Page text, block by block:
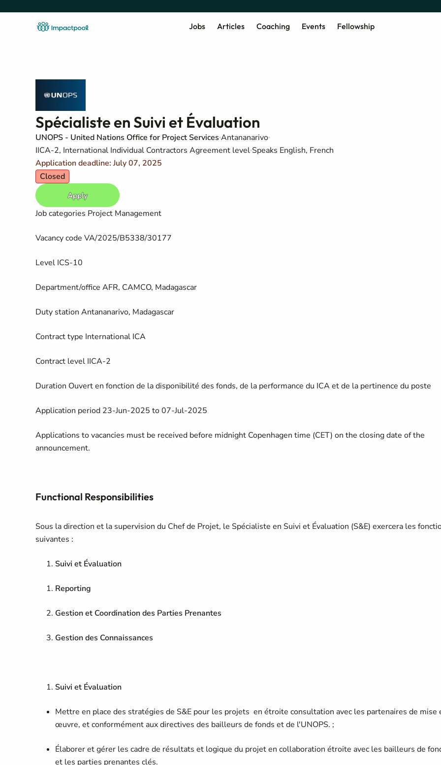
Jobs Articles Coaching Events Fellowship
Spécialiste en Suivi et Évaluation
UNOPS - United Nations Office for Project Services Antananarivo
IICA-2, International Individual Contractors Agreement level Speaks English, French
Application deadline: July 07, 2025
Closed
Apply
Job categories Project Management
Vacancy code VA/2025/B5338/30177
Level ICS-10
Department/office AFR, CAMCO, Madagascar
Duty station Antananarivo, Madagascar
Contract type International ICA
Contract level IICA-2
Duration Ouvert en fonction de la disponibilité des fonds, de la performance du ICA et de la pertinence du poste
Application period 23-Jun-2025 to 07-Jul-2025
Applications to vacancies must be received before midnight Copenhagen time (CET) on the closing date of the
announcement.
Functional Responsibilities
Sous la direction et la supervision du Chef de Projet, le Spécialiste en Suivi et Évaluation (S&E) exercera les
suivantes :
Suivi et Évaluation
Reporting
Gestion et Coordination des Parties Prenantes
Gestion des Connaissances
Suivi et Évaluation
Mettre en place des stratégies de S&E pour les projets en étroite consultation avec les partenaires de mise
œuvre, et conformément aux directives des bailleurs de fonds et de l'UNOPS. ;
Élaborer et gérer les cadre de résultats et logique du projet en collaboration étroite avec les bailleurs de
et les parties prenantes clés.